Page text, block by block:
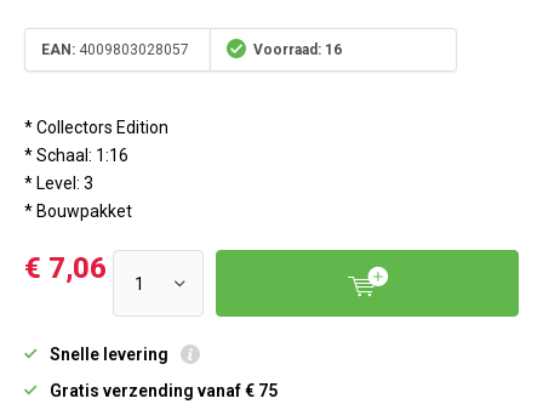
EAN: 4009803028057 Voorraad: 16
* Collectors Edition
* Schaal: 1:16
* Level: 3
* Bouwpakket
€ 7,06
Snelle levering
Gratis verzending vanaf € 75